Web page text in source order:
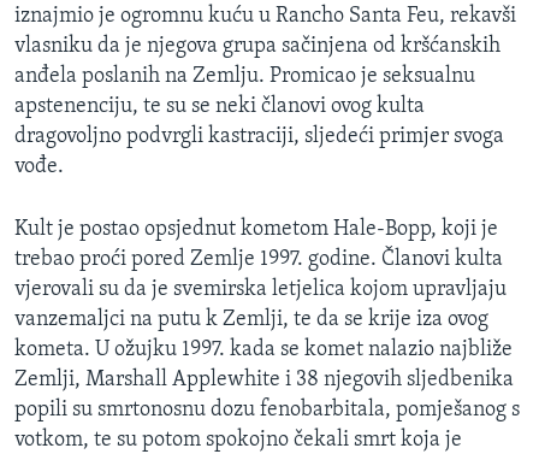
iznajmio je ogromnu kuću u Rancho Santa Feu, rekavši
vlasniku da je njegova grupa sačinjena od kršćanskih
anđela poslanih na Zemlju. Promicao je seksualnu
apstenenciju, te su se neki članovi ovog kulta
dragovoljno podvrgli kastraciji, sljedeći primjer svoga
vođe.
Kult je postao opsjednut kometom Hale-Bopp, koji je
trebao proći pored Zemlje 1997. godine. Članovi kulta
vjerovali su da je svemirska letjelica kojom upravljaju
vanzemaljci na putu k Zemlji, te da se krije iza ovog
kometa. U ožujku 1997. kada se komet nalazio najbliže
Zemlji, Marshall Applewhite i 38 njegovih sljedbenika
popili su smrtonosnu dozu fenobarbitala, pomješanog s
votkom, te su potom spokojno čekali smrt koja je